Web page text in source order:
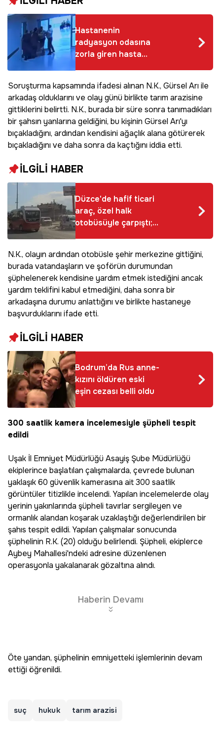
Hastanenin
radyasyon odasına
zorla giren hasta
Soruşturma kapsamında ifadesi alınan N.K., Gürsel Arı ile
arkadaş olduklarını ve olay günü birlikte tarım arazisine
gittiklerini belirtti. N.K., burada bir süre sonra tanımadıkları
bir şahsın yanlarına geldiğini, bu kişinin Gürsel Arı'yı
bıçakladığını, ardından kendisini ağaçlık alana götürerek
bıçakladığını ve daha sonra da kaçtığını iddia etti.
İLGİLİ HABER
Düzce'de hafif ticari
araç, özel halk
otobüsüyle çarpıştı; o
anlar kamerada
N.K., olayın ardından otobüsle şehir merkezine gittiğini,
burada vatandaşların ve şoförün durumundan
şüphelenerek kendisine yardım etmek istediğini ancak
yardım teklifini kabul etmediğini, daha sonra bir
arkadaşına durumu anlattığını ve birlikte hastaneye
başvurduklarını ifade etti.
İLGİLİ HABER
Bodrum’da Rus anne-
kızını öldüren eski
eşin cezası belli oldu
300 saatlik kamera incelemesiyle şüpheli tespit
edildi
Uşak İl Emniyet Müdürlüğü Asayiş Şube Müdürlüğü
ekiplerince başlatılan çalışmalarda, çevrede bulunan
yaklaşık 60 güvenlik kamerasına ait 300 saatlik
görüntüler titizlikle incelendi. Yapılan incelemelerde olay
yerinin yakınlarında şüpheli tavırlar sergileyen ve
ormanlık alandan koşarak uzaklaştığı değerlendirilen bir
şahıs tespit edildi. Yapılan çalışmalar sonucunda
şüphelinin R.K. (20) olduğu belirlendi. Şüpheli, ekiplerce
Aybey Mahallesi'ndeki adresine düzenlenen
operasyonla yakalanarak gözaltına alındı.
Haberin Devamı
Öte yandan, şüphelinin emniyetteki işlemlerinin devam
ettiği öğrenildi.
suç hukuk tarım arazisi